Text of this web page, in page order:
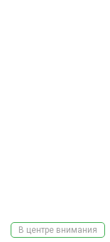
В центре внимания